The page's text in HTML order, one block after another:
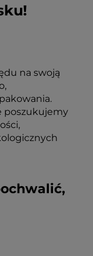
na swoją
poszukujemy